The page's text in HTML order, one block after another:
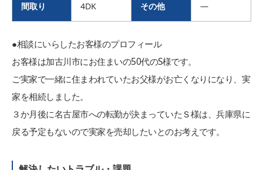
間取り 4DK その他 ―
●相談にいらしたお客様のプロフィール
お客様は加古川市にお住まいの50代のS様です。
ご実家で一緒に住まわれていたお父様がお亡くなりになり、実
家を相続しました。
３か月後に名古屋市への転勤が決まっていたＳ様は、兵庫県に
戻る予定もないので実家を売却したいとのお考えです。